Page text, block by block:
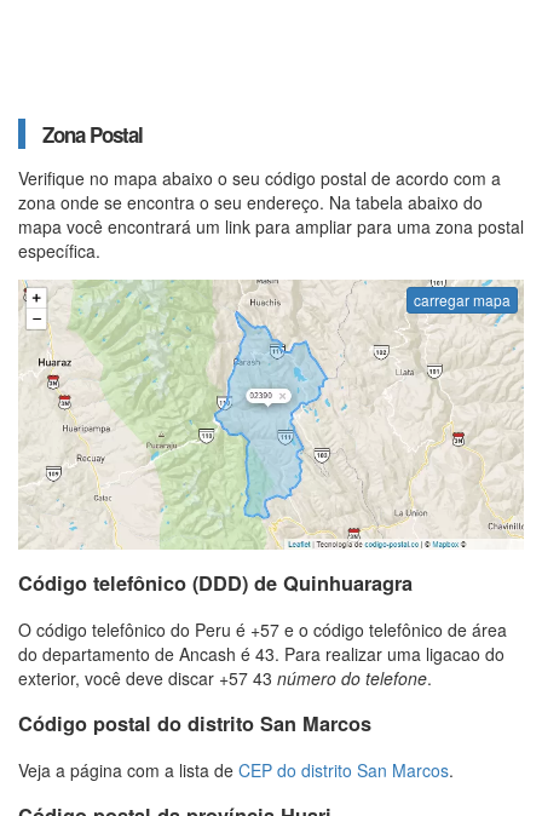
Zona Postal
Verifique no mapa abaixo o seu código postal de acordo com a
zona onde se encontra o seu endereço. Na tabela abaixo do
mapa você encontrará um link para ampliar para uma zona postal
específica.
carregar mapa
Código telefônico (DDD) de Quinhuaragra
O código telefônico do Peru é +57 e o código telefônico de área
do departamento de Ancash é 43. Para realizar uma ligacao do
exterior, você deve discar +57 43 número do telefone.
Código postal do distrito San Marcos
Veja a página com a lista de CEP do distrito San Marcos.